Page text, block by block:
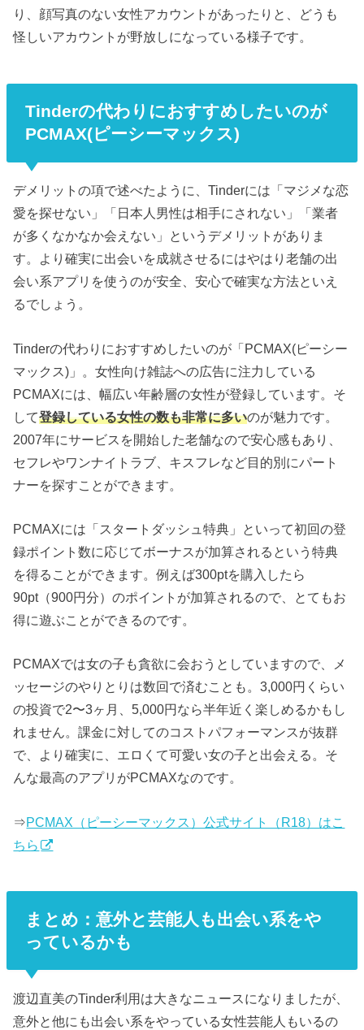
り、顔写真のない女性アカウントがあったりと、どうも
怪しいアカウントが野放しになっている様子です。
Tinderの代わりにおすすめしたいのが
PCMAX(ピーシーマックス)
デメリットの項で述べたように、Tinderには「マジメな恋
愛を探せない」「日本人男性は相手にされない」「業者
が多くなかなか会えない」というデメリットがありま
す。より確実に出会いを成就させるにはやはり老舗の出
会い系アプリを使うのが安全、安心で確実な方法といえ
るでしょう。
Tinderの代わりにおすすめしたいのが「PCMAX(ピーシー
マックス)」。女性向け雑誌への広告に注力している
PCMAXには、幅広い年齢層の女性が登録しています。そ
して登録している女性の数も非常に多いのが魅力です。
2007年にサービスを開始した老舗なので安心感もあり、
セフレやワンナイトラブ、キスフレなど目的別にパート
ナーを探すことができます。
PCMAXには「スタートダッシュ特典」といって初回の登
録ポイント数に応じてボーナスが加算されるという特典
を得ることができます。例えば300ptを購入したら
90pt（900円分）のポイントが加算されるので、とてもお
得に遊ぶことができるのです。
PCMAXでは女の子も貪欲に会おうとしていますので、メ
ッセージのやりとりは数回で済むことも。3,000円くらい
の投資で2〜3ヶ月、5,000円なら半年近く楽しめるかもし
れません。課金に対してのコストパフォーマンスが抜群
で、より確実に、エロくて可愛い女の子と出会える。そ
んな最高のアプリがPCMAXなのです。
⇒PCMAX（ピーシーマックス）公式サイト（R18）はこ
ちら
まとめ：意外と芸能人も出会い系をや
っているかも
渡辺直美のTinder利用は大きなニュースになりましたが、
意外と他にも出会い系をやっている女性芸能人もいるの